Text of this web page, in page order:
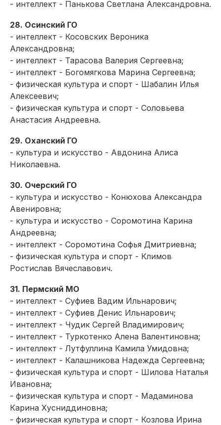
- интеллект - Панькова Светлана Александровна.
28. Осинский ГО
- интеллект - Косовских Вероника
Александровна;
- интеллект - Тарасова Валерия Сергеевна;
- интеллект - Богомягкова Марина Сергеевна;
- физическая культура и спорт - Шабалин Илья
Алексеевич;
- физическая культура и спорт - Соловьева
Анастасия Андреевна.
29. Оханский ГО
- культура и искусство - Авдонина Алиса
Николаевна.
30. Очерский ГО
- культура и искусство - Конюхова Александра
Авенировна;
- культура и искусство - Соромотина Карина
Андреевна;
- интеллект - Соромотина Софья Дмитриевна;
- физическая культура и спорт - Климов
Ростислав Вячеславович.
31. Пермский МО
- интеллект - Суфиев Вадим Ильнарович;
- интеллект - Суфиев Денис Ильнарович;
- интеллект - Чудик Сергей Владимирович;
- интеллект - Туркотенко Алена Валентиновна;
- интеллект - Лутфуллина Камила Умидовна;
- интеллект - Калашникова Надежда Сергеевна;
- физическая культура и спорт - Шилова Наталья
Ивановна;
- физическая культура и спорт - Мадаминова
Карина Хусниддиновна;
- физическая культура и спорт - Козлова Ирина